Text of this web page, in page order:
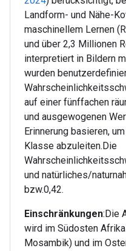
Landform- und Nähe-
maschinellem Lernen
und über 2,3 Millionen
interpretiert in Bildern
wurden
auf einer fünffachen
und ausgewogenen
Erinnerung basieren,
Klasse abzuleiten.Die
und natürliches/
bzw.0,42.
Einschränkungen:Die
wird im Südosten
Mosambik) und im